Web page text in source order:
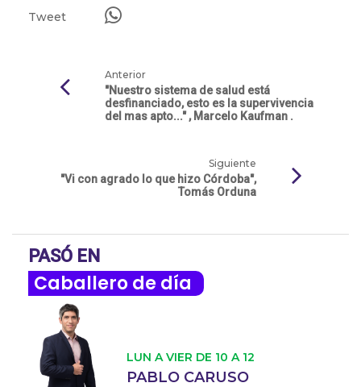
Tweet
Anterior
"Nuestro sistema de salud está
desfinanciado, esto es la supervivencia
del mas apto..." , Marcelo Kaufman .
Siguiente
"Vi con agrado lo que hizo Córdoba",
Tomás Orduna
PASÓ EN
Caballero de día
LUN A VIER DE 10 A 12
PABLO CARUSO